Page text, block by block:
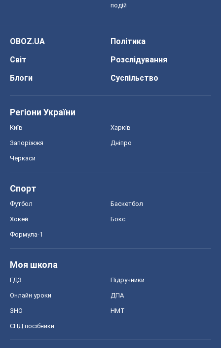
подій
OBOZ.UA
Політика
Світ
Розслідування
Блоги
Суспільство
Регіони України
Київ Харків
Запоріжжя Дніпро
Черкаси
Спорт
Футбол Баскетбол
Хокей Бокс
Формула-1
Моя школа
ГДЗ Підручники
Онлайн уроки ДПА
ЗНО НМТ
СНД посібники